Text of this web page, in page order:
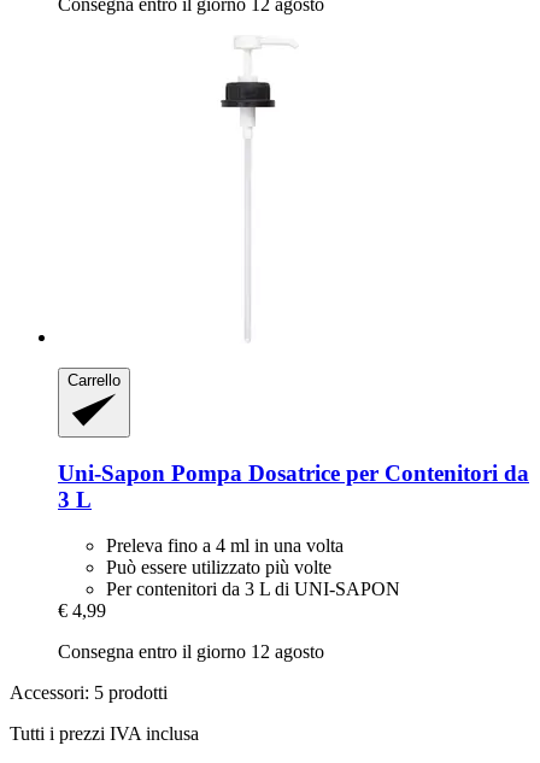
Carrello
Uni-Sapon Pompa Dosatrice per Contenitori da
3 L
Preleva fino a 4 ml in una volta
Può essere utilizzato più volte
Per contenitori da 3 L di UNI-SAPON
€ 4,99
Consegna entro il giorno 12 agosto
Accessori: 5 prodotti
Tutti i prezzi IVA inclusa